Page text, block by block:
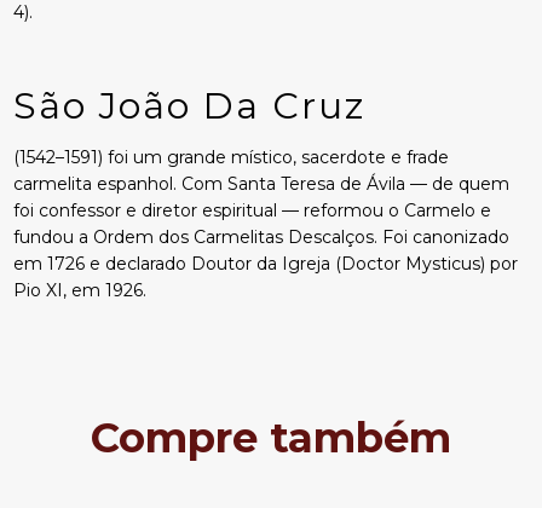
4).
São João Da Cruz
(1542–1591) foi um grande místico, sacerdote e frade
carmelita espanhol. Com Santa Teresa de Ávila — de quem
foi confessor e diretor espiritual — reformou o Carmelo e
fundou a Ordem dos Carmelitas Descalços. Foi canonizado
em 1726 e declarado Doutor da Igreja (Doctor Mysticus) por
Pio XI, em 1926.
Compre também